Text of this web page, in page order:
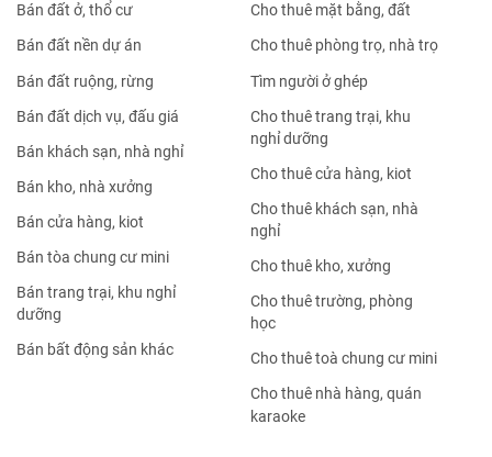
Bán đất ở, thổ cư
Bán đất nền dự án
Bán đất ruộng, rừng
Bán đất dịch vụ, đấu giá
Bán khách sạn, nhà nghỉ
Bán kho, nhà xưởng
Bán cửa hàng, kiot
Bán tòa chung cư mini
Bán trang trại, khu nghỉ
dưỡng
Bán bất động sản khác
Cho thuê mặt bằng, đất
Cho thuê phòng trọ, nhà trọ
Tìm người ở ghép
Cho thuê trang trại, khu
nghỉ dưỡng
Cho thuê cửa hàng, kiot
Cho thuê khách sạn, nhà
nghỉ
Cho thuê kho, xưởng
Cho thuê trường, phòng
học
Cho thuê toà chung cư mini
Cho thuê nhà hàng, quán
karaoke